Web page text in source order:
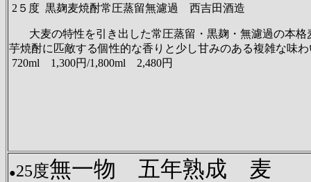
2５度 黒麹麦焼酎常圧蒸留無濾過 西吉田酒造
大麦の特性を引き出した常圧蒸留・黒麹・無濾過の本格
芋焼酎に匹敵する個性的な香りと少し甘みのある複雑な味
720ml 1,300円/1,800ml 2,480円
●25度無一物 五年熟成